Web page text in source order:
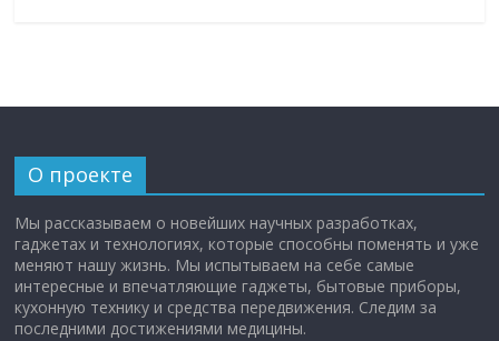
О проекте
Мы рассказываем о новейших научных разработках,
гаджетах и технологиях, которые способны поменять и уже
меняют нашу жизнь. Мы испытываем на себе самые
интересные и впечатляющие гаджеты, бытовые приборы,
кухонную технику и средства передвижения. Следим за
последними достижениями медицины.